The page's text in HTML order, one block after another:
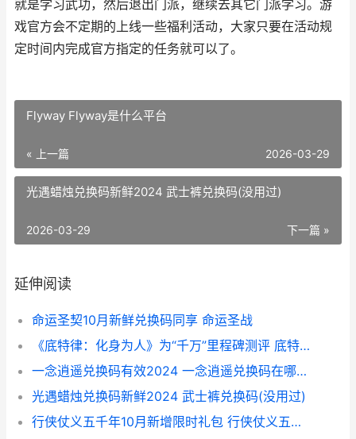
就是学习武功，然后退出门派，继续去其它门派学习。游
戏官方会不定期的上线一些福利活动，大家只要在活动规
定时间内完成官方指定的任务就可以了。
Flyway Flyway是什么平台
« 上一篇 2026-03-29
光遇蜡烛兑换码新鲜2024 武士裤兑换码(没用过)
下一篇 »
2026-03-29
延伸阅读
命运圣契10月新鲜兑换码同享 命运圣战
《底特律：化身为人》为“千万”里程碑测评 底特律化身为人好玩吗
一念逍遥兑换码有效2024 一念逍遥兑换码在哪输入
光遇蜡烛兑换码新鲜2024 武士裤兑换码(没用过)
行侠仗义五千年10月新增限时礼包 行侠仗义五千年破解版无限叶子